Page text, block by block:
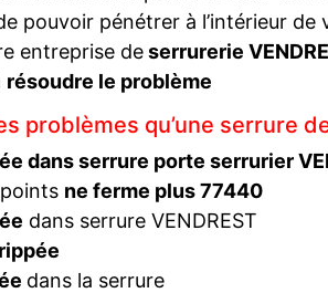
pouvoir pénétrer à l’intérieur
entreprise deserrurerie
résoudre le problème
problèmes qu’une serrure
dans serrure porte serrurier
ne ferme plus 77440
dans serrure VENDREST
dans la serrure